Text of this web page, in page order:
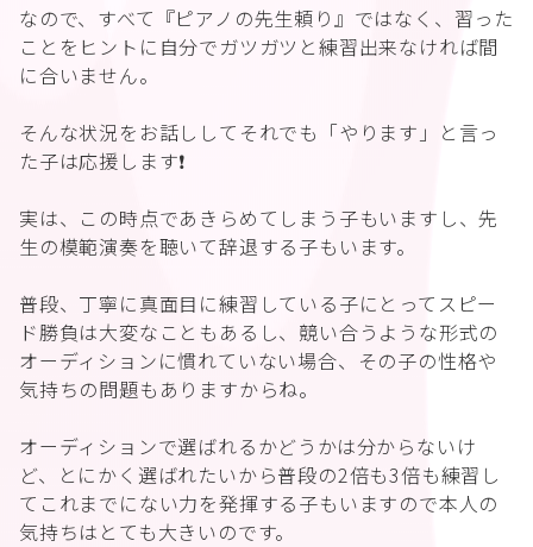
なので、すべて『ピアノの先生頼り』ではなく、習った
ことをヒントに自分でガツガツと練習出来なければ間
に合いません。
そんな状況をお話ししてそれでも「やります」と言っ
た子は応援します❗️
実は、この時点であきらめてしまう子もいますし、先
生の模範演奏を聴いて辞退する子もいます。
普段、丁寧に真面目に練習している子にとってスピー
ド勝負は大変なこともあるし、競い合うような形式の
オーディションに慣れていない場合、その子の性格や
気持ちの問題もありますからね。
オーディションで選ばれるかどうかは分からないけ
ど、とにかく選ばれたいから普段の2倍も3倍も練習し
てこれまでにない力を発揮する子もいますので本人の
気持ちはとても大きいのです。